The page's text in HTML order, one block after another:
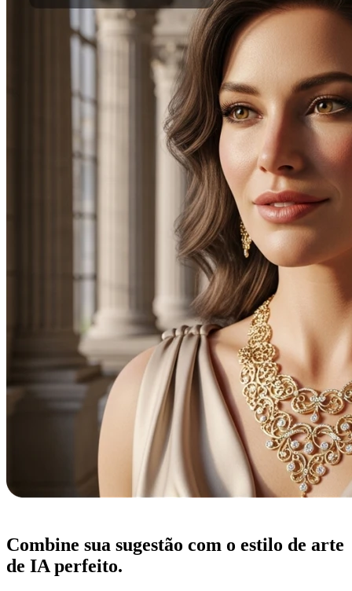
Combine sua sugestão com o estilo de arte
de IA perfeito.